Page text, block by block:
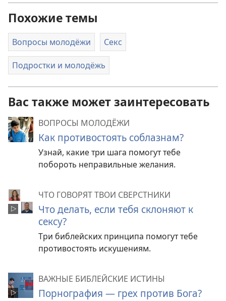
Похожие темы
Вопросы молодёжи Секс
Подростки и молодёжь
Вас также может заинтересовать
ВОПРОСЫ МОЛОДЁЖИ
Как противостоять соблазнам?
Узнай, какие три шага помогут тебе
побороть неправильные желания.
ЧТО ГОВОРЯТ ТВОИ СВЕРСТНИКИ
Что делать, если тебя склоняют к
сексу?
Три библейских принципа помогут тебе
противостоять искушениям.
ВАЖНЫЕ БИБЛЕЙСКИЕ ИСТИНЫ
Порнография — грех против Бога?